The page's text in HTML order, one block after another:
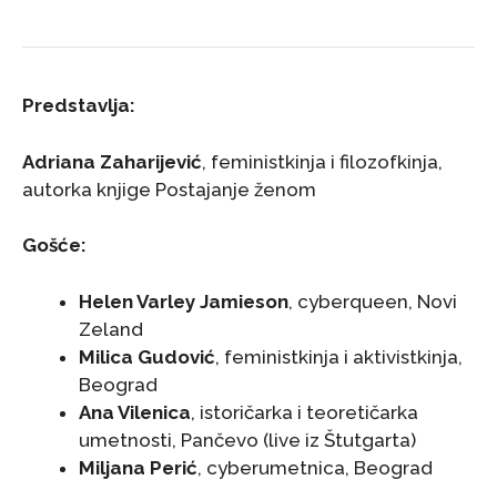
Predstavlja:
Adriana Zaharijević, feministkinja i filozofkinja,
autorka knjige Postajanje ženom
Gošće:
Helen Varley Jamieson, cyberqueen, Novi
Zeland
Milica Gudović, feministkinja i aktivistkinja,
Beograd
Ana Vilenica, istoričarka i teoretičarka
umetnosti, Pančevo (live iz Štutgarta)
Miljana Perić, cyberumetnica, Beograd